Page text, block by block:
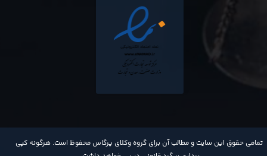
​تمامی حقوق این سایت و مطالب آن برای گروه وکلای پرگاس محفوظ است. هرگونه کپی